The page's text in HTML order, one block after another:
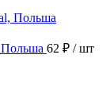
Польша 62 ₽ / шт